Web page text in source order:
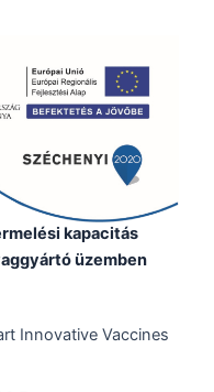
2020-01518
kapacitás
üzemben
Innovative Vaccines